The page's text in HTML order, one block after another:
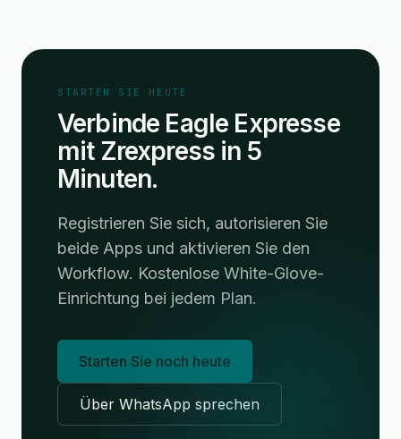
STARTEN SIE HEUTE
Verbinde Eagle Expresse
mit Zrexpress in 5
Minuten.
Registrieren Sie sich, autorisieren Sie
beide Apps und aktivieren Sie den
Workflow. Kostenlose White-Glove-
Einrichtung bei jedem Plan.
Starten Sie noch heute
Über WhatsApp sprechen